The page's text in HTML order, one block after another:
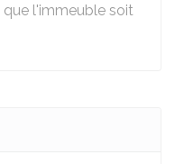
l'immeuble soit